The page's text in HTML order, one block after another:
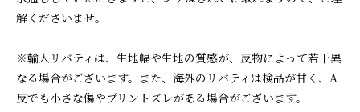
解くださいませ。
※輸入リバティは、生地幅や生地の質感が、反物によって若干異
なる場合がございます。また、海外のリバティは検品が甘く、A
反でも小さな傷やプリントズレがある場合がございます。